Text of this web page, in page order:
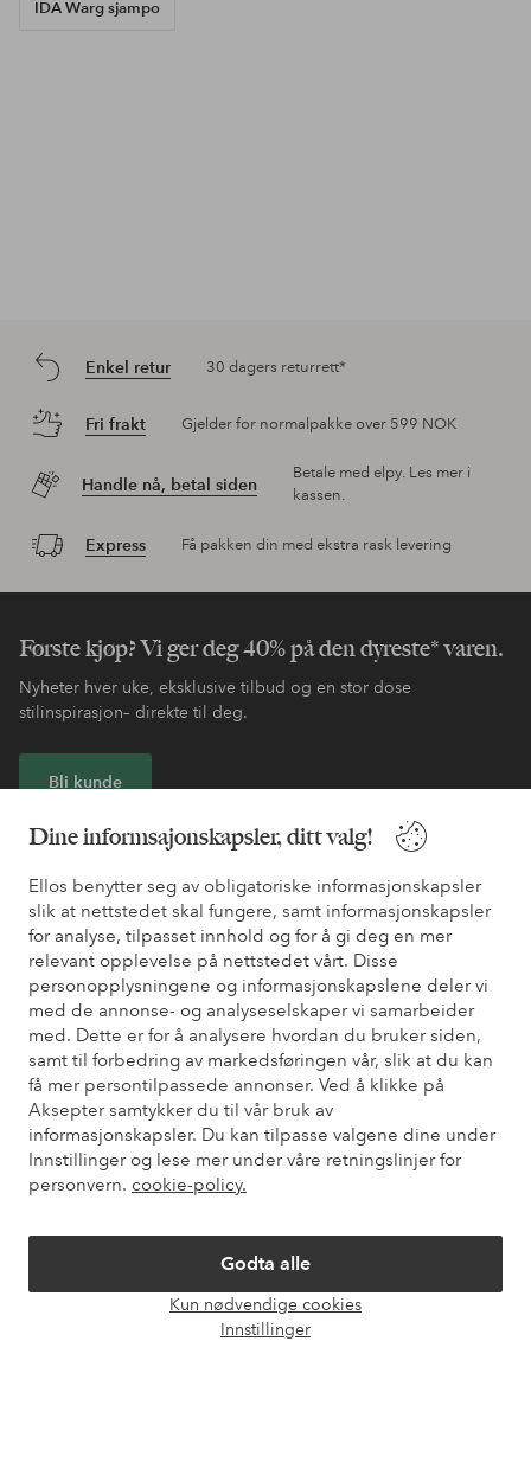
Dine informsajonskapsler, ditt valg!
Ellos benytter seg av obligatoriske informasjonskapsler
slik at nettstedet skal fungere, samt informasjonskapsler
for analyse, tilpasset innhold og for å gi deg en mer
relevant opplevelse på nettstedet vårt. Disse
personopplysningene og informasjonskapslene deler vi
med de annonse- og analyseselskaper vi samarbeider
med. Dette er for å analysere hvordan du bruker siden,
samt til forbedring av markedsføringen vår, slik at du kan
få mer persontilpassede annonser. Ved å klikke på
Aksepter samtykker du til vår bruk av
informasjonskapsler. Du kan tilpasse valgene dine under
Innstillinger og lese mer under våre retningslinjer for
personvern. cookie-policy.
Godta alle
Kun nødvendige cookies
Innstillinger
IDA Warg sjampo
Enkel retur 30 dagers returrett*
Fri frakt Gjelder for normalpakke over 599 NOK
Handle nå, betal siden
Betale med elpy. Les mer i
kassen.
Express Få pakken din med ekstra rask levering
Første kjøp? Vi ger deg 40% på den dyreste* varen.
Nyheter hver uke, eksklusive tilbud og en stor dose
stilinspirasjon– direkte til deg.
Bli kunde
* Se tilbudsvilkår ved registrering
Trenger du hjelp?
Du finner svar på de vanligste spørsmålene i vår FAQ. Du finner
også informasjon om hvordan du kan kontakte oss.
Kundeservice Bestilling Betalingsmåte
Mine sider